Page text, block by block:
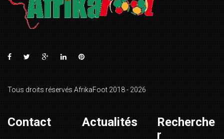
Tous droits réservés AfrikaFoot 2018 - 2026
Contact Actualités
Recherche
r